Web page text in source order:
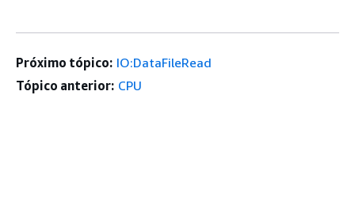
Próximo tópico: IO:DataFileRead
Tópico anterior: CPU